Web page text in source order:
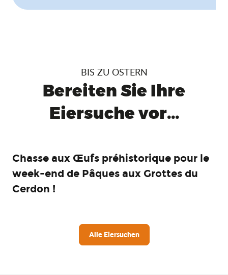
BIS ZU OSTERN
Bereiten Sie Ihre
Eiersuche vor...
Chasse aux Œufs préhistorique pour le
week-end de Pâques aux Grottes du
Cerdon !
Alle Eiersuchen